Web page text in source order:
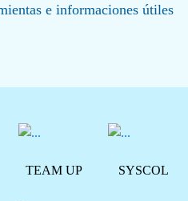
e informaciones útiles
TEAM UP SYSCOL